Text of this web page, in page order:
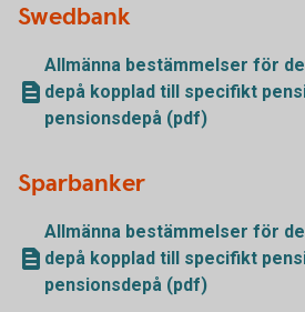
Swedbank
Allmänna bestämmelser för
depå kopplad till specifikt
pensionsdepå (pdf)
Sparbanker
Allmänna bestämmelser för
depå kopplad till specifikt
pensionsdepå (pdf)